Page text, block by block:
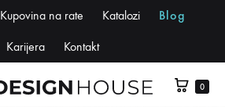
Kupovina na rate Katalozi Blog
Karijera Kontakt
0